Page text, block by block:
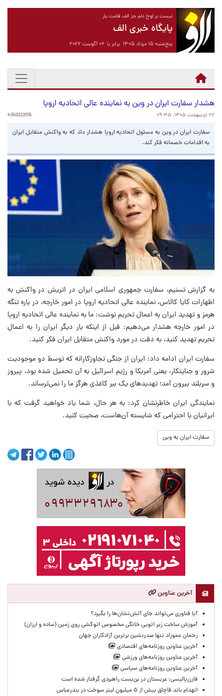
نیست بر لوح دلم جز الف قامت یار
پایگاه خبری الف
پنج‌شنبه ۱۵ مرداد ۱۴۰۵ برابر با ۰۶ آگوست ۲۰۲۶
هشدار سفارت ایران در وین به نماینده عالی اتحادیه اروپا
۲۲ اردیبهشت ۱۴۰۵، ۰۹:۳۵ 4050222015
سفارت ایران در وین به مسئول اتحادیه اروپا هشدار داد که به واکنش متقابل ایران
به اقدامات خصمانه فکر کند.
به گزارش تسنیم، سفارت جمهوری اسلامی ایران در اتریش در واکنش به
اظهارات کایا کالاس، نماینده عالی اتحادیه اروپا در امور خارجه، در باره تنگه
هرمز و تهدید ایران به اعمال تحریم نوشت: ما به نماینده عالی اتحادیه اروپا
در امور خارجه هشدار می‌دهیم: قبل از اینکه بار دیگر ایران را به اعمال
تحریم تهدید کنید، به دقت در مورد واکنش متقابل ایران فکر کنید.
سفارت ایران ادامه داد: ایران از جنگی تجاوزکارانه که توسط دو موجودیت
شرور و جنایتکار، یعنی آمریکا و رژیم اسرائیل به آن تحمیل شده بود، پیروز
و سربلند بیرون آمد؛ تهدیدهای یک ببر کاغذی هرگز ما را نمی‌ترساند.
نمایندگی ایران خاطرنشان کرد: به هر حال، شما یاد خواهید گرفت که با
ایرانیان با احترامی که شایسته آن‌هاست، صحبت کنید.
سفارت ایران به وین
آخرین عناوین
آیا فناوری می‌تواند جای آتش‌نشان‌ها را بگیرد؟
آموزش ساخت زیر اتویی خانگی مخصوص اتوکشی روی زمین (ساده و ارزان)
رحمان عموزاد تنها صدرنشین برترین آزادکاران جهان
آخرین عناوین روزنامه‌های اقتصادی
آخرین عناوین روزنامه‌های ورزشی
آخرین عناوین روزنامه‌های سیاسی
فارن‌پالیسی: عربستان در بن‌بست راهبردی گرفتار شده است
انهدام باند قاچاق بیش از ۵ میلیون لیتر سوخت در بندرعباس